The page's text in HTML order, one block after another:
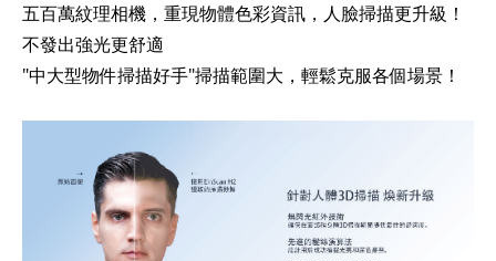
五百萬紋理相機，重現物體色彩資訊， 人臉掃描更升級！
不發出強光更舒適
"中大型物件掃描好手"掃描範圍大，輕鬆克服各個場景！